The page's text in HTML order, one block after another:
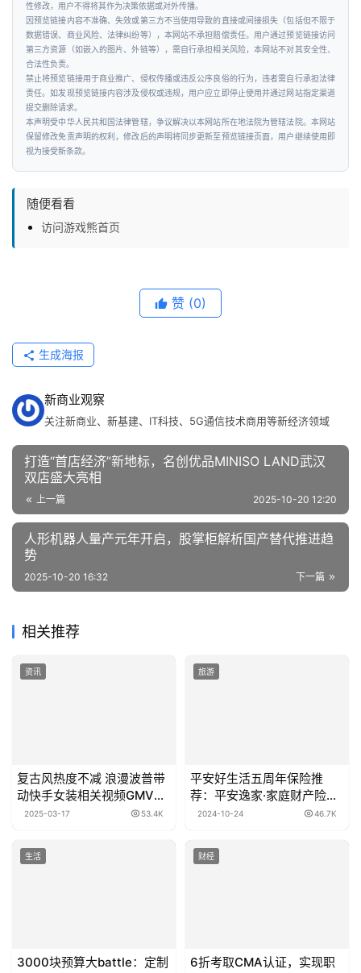
性修改，用户不得将其作为决策依据或对外传播。
因预览链接内容不准确、失效或第三方不当使用导致的直接或间接损失（包括但不限于
数据错误、商业风险、法律纠纷等），本网站不承担赔偿责任。用户通过预览链接访问
第三方资源（如嵌入的图片、外链等），需自行承担相关风险，本网站不对其安全性、
合法性负责。
禁止将预览链接用于商业推广、侵权传播或违反公序良俗的行为，违者需自行承担法律
责任。如发现预览链接内容涉及侵权或违规，用户应立即停止使用并通过网站指定渠道
提交删除请求。
本声明受中华人民共和国法律管辖，争议解决以本网站所在地法院为管辖法院。本网站
保留修改免责声明的权利，修改后的声明将同步更新至预览链接页面，用户继续使用即
视为接受新条款。
随便看看
访问游戏熊首页
赞 (0)
生成海报
新商业观察
关注新商业、新基建、IT科技、5G通信技术商用等新经济领域
打造“首店经济”新地标，名创优品MINISO LAND武汉
双店盛大亮相
上一篇 2025-10-20 12:20
人形机器人量产元年开启，股掌柜解析国产替代推进趋
势
下一篇
2025-10-20 16:32
相关推荐
资讯
复古风热度不减 浪漫波普带
动快手女装相关视频GMV同
比增长487%
2025-03-17 53.4K
旅游
平安好生活五周年保险推
荐：平安逸家·家庭财产险
（家政服务版）
2024-10-24 46.7K
生活
3000块预算大battle：定制
财经
6折考取CMA认证，实现职